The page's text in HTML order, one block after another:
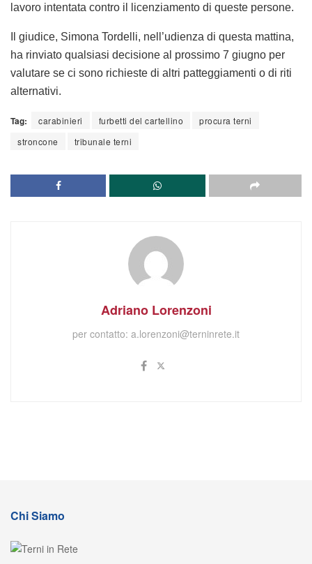
lavoro intentata contro il licenziamento di queste persone.
Il giudice, Simona Tordelli, nell’udienza di questa mattina,
ha rinviato qualsiasi decisione al prossimo 7 giugno per
valutare se ci sono richieste di altri patteggiamenti o di riti
alternativi.
Tag: carabinieri furbetti del cartellino
procura terni
stroncone
tribunale terni
Adriano Lorenzoni
per contatto: a.lorenzoni@terninrete.it
Chi Siamo